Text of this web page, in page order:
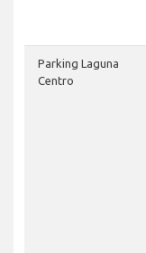
Parking Laguna
Centro